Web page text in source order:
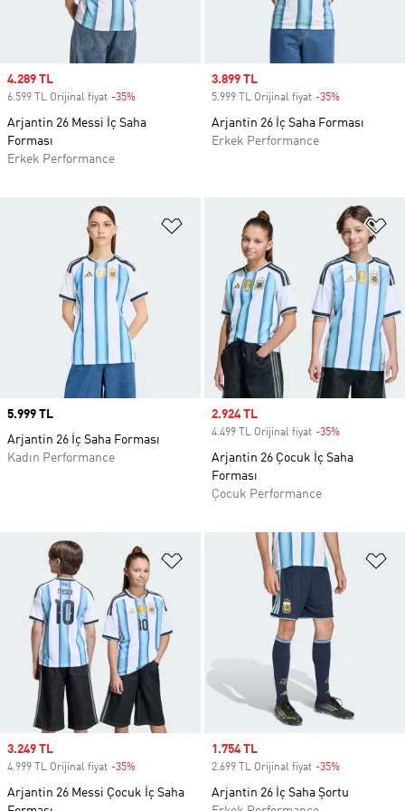
Sale price
4.289 TL
6.599 TL Orijinal fiyat -35%
Arjantin 26 Messi İç Saha
Forması
Erkek Performance
Sale price
3.899 TL
5.999 TL Orijinal fiyat -35%
Arjantin 26 İç Saha Forması
Erkek Performance
Favori Listesine Ekle
Price
5.999 TL
Arjantin 26 İç Saha Forması
Kadın Performance
Sale price
2.924 TL
4.499 TL Orijinal fiyat -35%
Arjantin 26 Çocuk İç Saha
Forması
Çocuk Performance
Favori Listesine Ekle
Sale price
3.249 TL
4.999 TL Orijinal fiyat -35%
Arjantin 26 Messi Çocuk İç Saha
Sale price
1.754 TL
2.699 TL Orijinal fiyat -35%
Arjantin 26 İç Saha Şortu